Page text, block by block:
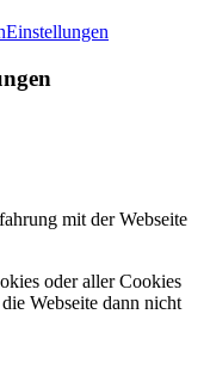
Einstellungen
mit der Webseite
oder aller Cookies
Webseite dann nicht